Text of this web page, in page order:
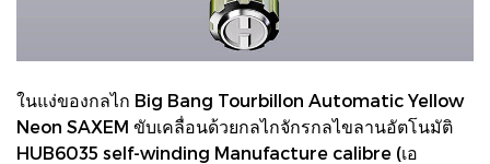
ในแง่ของกลไก Big Bang Tourbillon Automatic Yellow
Neon SAXEM ขับเคลื่อนด้วยกลไกจักรกลไขลานอัตโนมัติ
HUB6035 self-winding Manufacture calibre (เอ